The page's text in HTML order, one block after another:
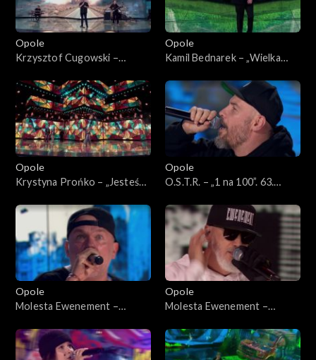
Opole
Krzysztof Cugowski –
Koncert „Autobiografia.
Jubileusz Bogdana Olewicza”
Opole
Kamil Bednarek – „Wielka
„Autobiografia. Jubileusz
Bogdana Olewicza”
Opole
Krystyna Prońko – „Jesteś
Koncert „Autobiografia.
Jubileusz Bogdana Olewicza”
Opole
O.S.T.R. – „1 na 100”. 63.
Jedno podwórko 2”
Opole
Molesta Ewenement –
„Hip-hop. Jedno podwórko
2”
Opole
Molesta Ewenement –
63. KFPP: Koncert „Hip-hop.
Jedno podwórko 2”